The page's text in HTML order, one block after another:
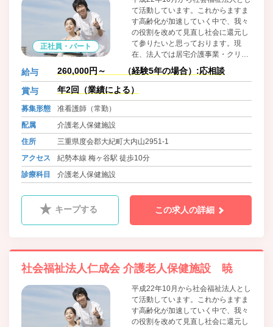
正社員・パート
て活動しています。これからますま
す高齢化が加速していく中で、我々
の役割を改めて見直し社会に還元し
て参りたいと思っております。現
在、法人では居宅介護事業・クリニ
ック等事業も多角的に展開してお
り、より良い社会を目指して邁進し
てまいります。
給与 260,000円～ （経験5年の場合）:応相談
賞与 年2回（業績による）
募集形態
准看護師（常勤）
配属
介護老人保健施設
住所
三重県度会郡大紀町大内山2951-1
アクセス
紀勢本線 梅ヶ谷駅 徒歩10分
診療科目
介護老人保健施設
キープする この求人の詳細
社会福祉法人仁成会 介護老人保健施設 暁
平成22年10月から社会福祉法人とし
て活動しています。これからますま
す高齢化が加速していく中で、我々
の役割を改めて見直し社会に還元し